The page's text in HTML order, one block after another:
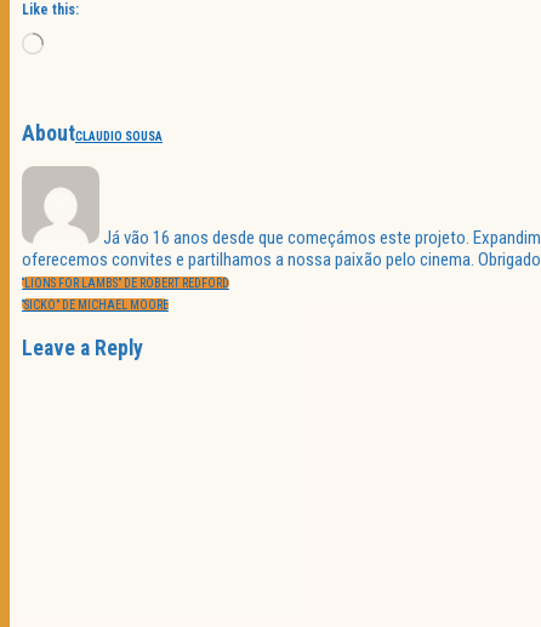
Like this:
Loading…
AboutCLAUDIO SOUSA
Já vão 16 anos desde que começámos este projeto.
oferecemos convites e partilhamos a nossa paixão pelo cinema.
Navegação
de
artigos
PREVIOUS
POST:
“LIONS FOR LAMBS” DE ROBERT REDFORD
NEXT
POST:
“SICKO” DE MICHAEL MOORE
Leave a Reply